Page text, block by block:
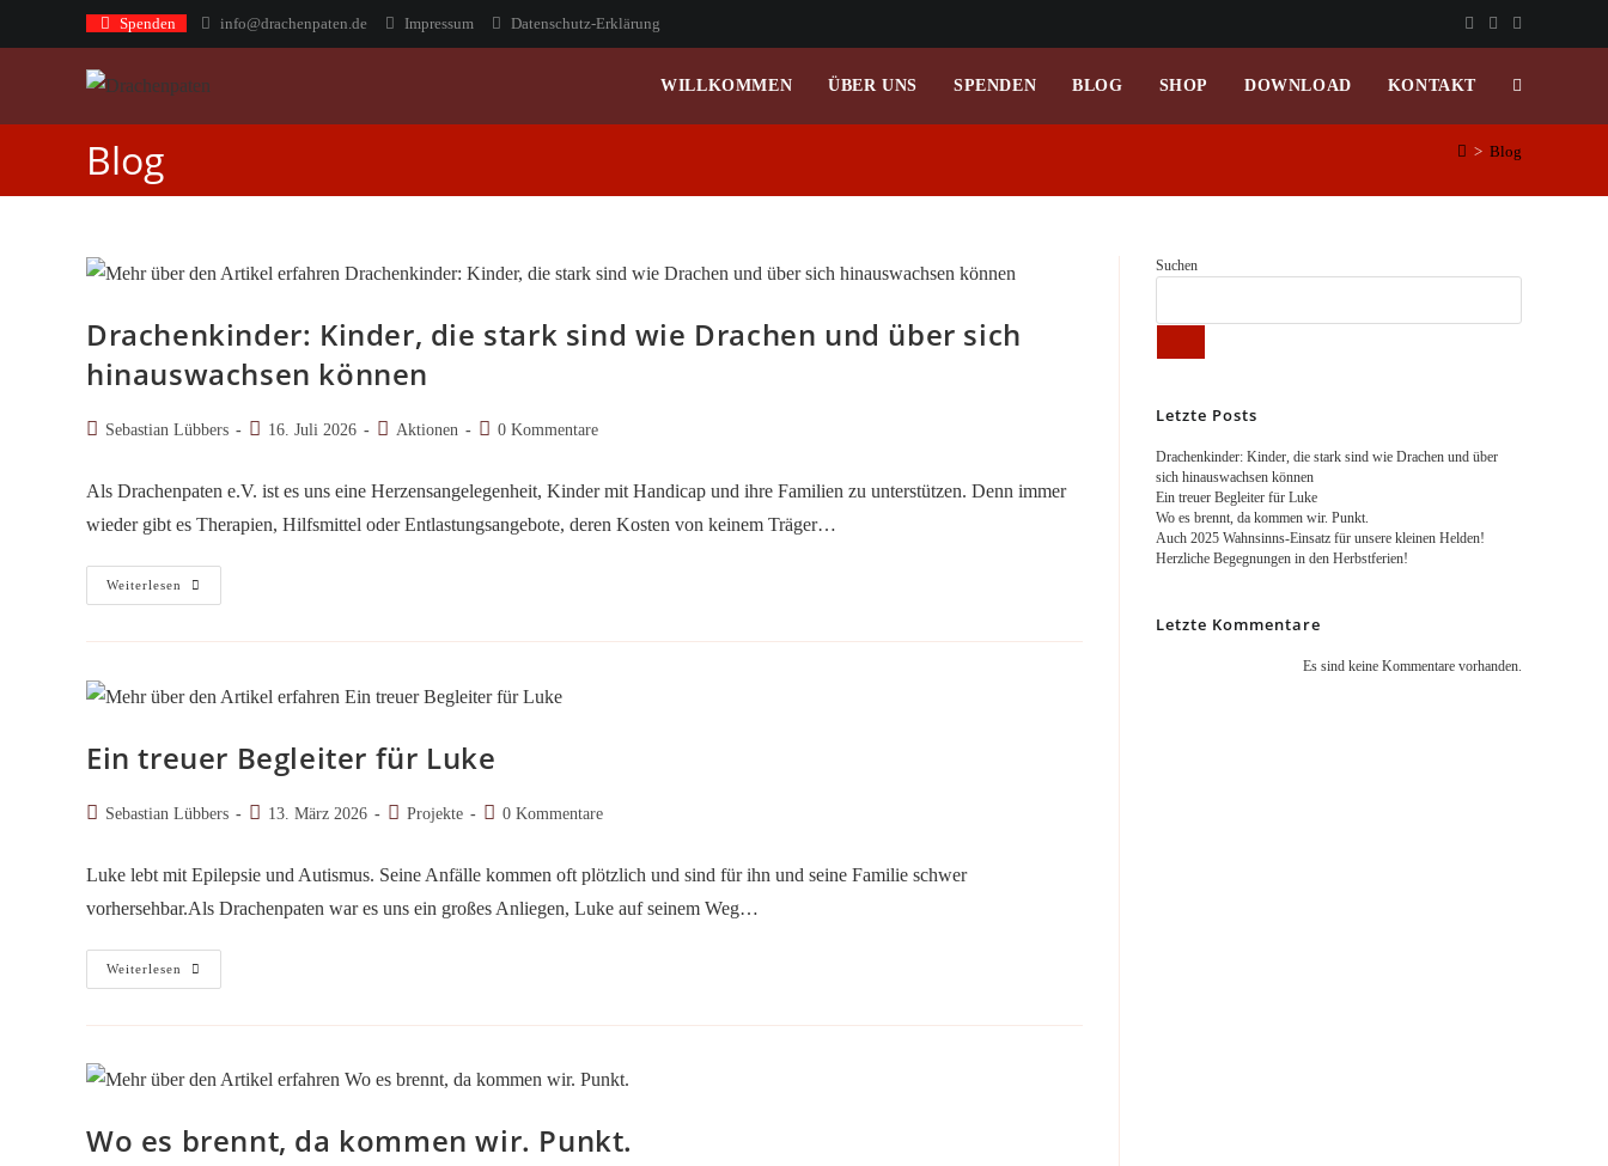
Inhalt
Spenden info@drachenpaten.de Impressum Datenschutz-Erklärung
WILLKOMMEN ÜBER UNS SPENDEN BLOG SHOP DOWNLOAD KONTAKT WEBSITE-
SUCHE
Blog > Blog
Suchen
Letzte Posts
Drachenkinder: Kinder, die stark sind wie Drachen und über
sich hinauswachsen können
Ein treuer Begleiter für Luke
Wo es brennt, da kommen wir. Punkt.
Auch 2025 Wahnsinns-Einsatz für unsere kleinen Helden!
Herzliche Begegnungen in den Herbstferien!
Letzte Kommentare
Es sind keine Kommentare vorhanden.
Drachenkinder: Kinder, die stark sind wie Drachen und über sich
hinauswachsen können
Beitrags-
Sebastian Lübbers
Beitrag
16. Juli 2026
Beitrags-
Aktionen
Beitrags-
0 Kommentare
Als Drachenpaten e.V. ist es uns eine Herzensangelegenheit, Kinder mit Handicap und ihre Familien zu unterstützen. Denn immer
wieder gibt es Therapien, Hilfsmittel oder Entlastungsangebote, deren Kosten von keinem Träger…
Weiterlesen
Drachenkinder:
Kinder,
Drachen
Und
Hinauswachsen
Können
Ein treuer Begleiter für Luke
Beitrags-
Sebastian Lübbers
Beitrag
13. März 2026
Beitrags-
Projekte
Beitrags-
0 Kommentare
Luke lebt mit Epilepsie und Autismus. Seine Anfälle kommen oft plötzlich und sind für ihn und seine Familie schwer
vorhersehbar.Als Drachenpaten war es uns ein großes Anliegen, Luke auf seinem Weg…
Weiterlesen
Ein
Treuer
Wo es brennt, da kommen wir. Punkt.